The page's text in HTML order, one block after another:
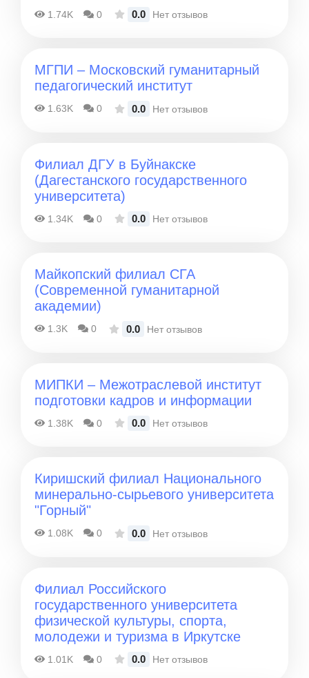
1.74K 0 0.0 Нет отзывов
МГПИ – Московский гуманитарный
педагогический институт
1.63K 0 0.0 Нет отзывов
Филиал ДГУ в Буйнакске
(Дагестанского государственного
университета)
1.34K 0 0.0 Нет отзывов
Майкопский филиал СГА
(Современной гуманитарной
академии)
1.3K 0 0.0 Нет отзывов
МИПКИ – Межотраслевой институт
подготовки кадров и информации
1.38K 0 0.0 Нет отзывов
Киришский филиал Национального
минерально-сырьевого университета
"Горный"
1.08K 0 0.0 Нет отзывов
Филиал Российского
государственного университета
физической культуры, спорта,
молодежи и туризма в Иркутске
1.01K 0 0.0 Нет отзывов